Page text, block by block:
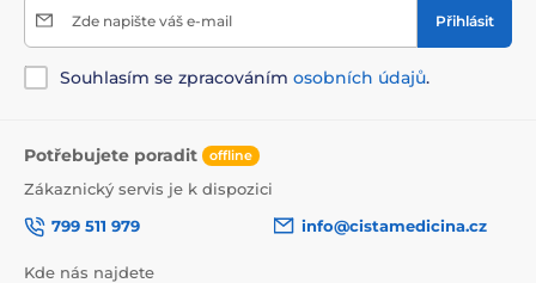
Zde napište váš e-mail Přihlásit
Souhlasím se zpracováním osobních údajů.
Potřebujete poradit offline
Zákaznický servis je k dispozici
799 511 979
info@cistamedicina.cz
Kde nás najdete